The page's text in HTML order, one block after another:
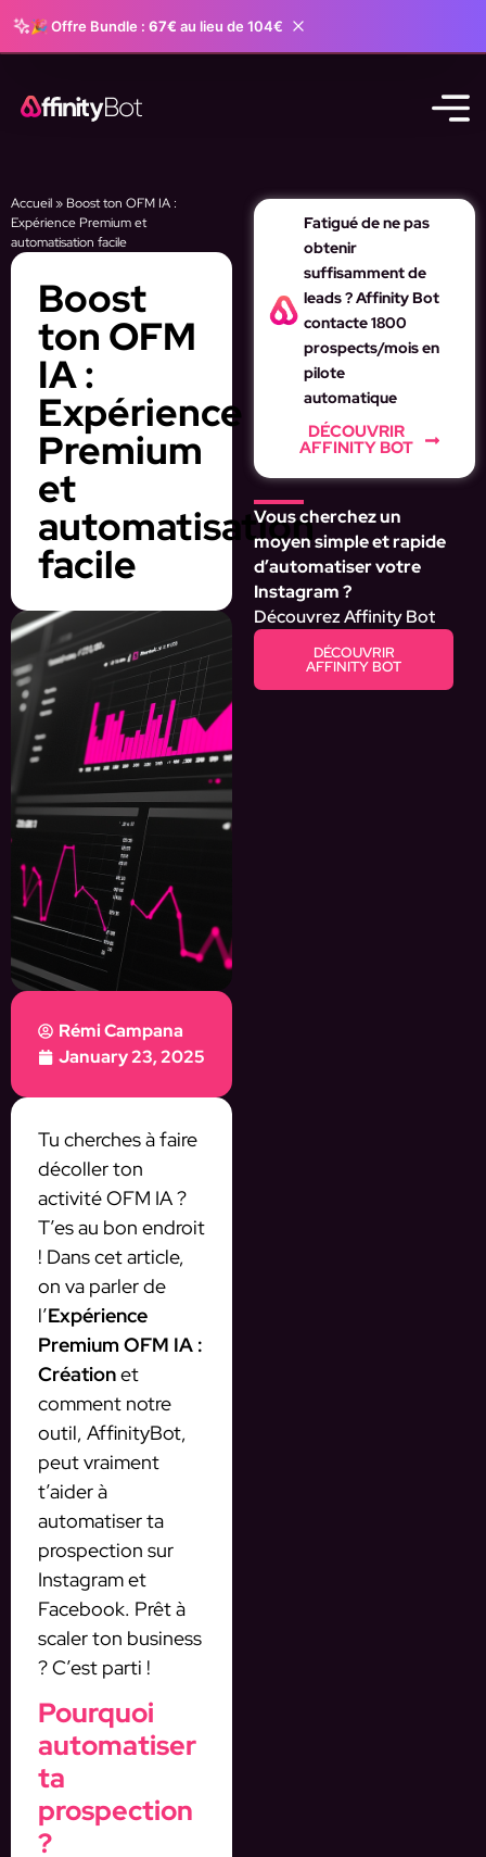
🎉 Offre Bundle : 67€ au lieu de 104€
Accueil» Boost ton OFM IA :
Expérience Premium et
automatisation facile
Boost
ton OFM
IA :
Expérience
Premium
et
automatisation
facile
Rémi Campana
January 23, 2025
Tu cherches à faire
décoller ton
activité OFM IA ?
T’es au bon endroit
! Dans cet article,
on va parler de
l’Expérience
Premium OFM IA :
Créationet
comment notre
outil, AffinityBot,
peut vraiment
t’aider à
automatiser ta
prospection sur
Instagram et
Facebook. Prêt à
scaler ton business
? C’est parti !
Pourquoi
automatiser
ta
prospection
?
Fatigué de ne pas
obtenir
suffisamment de
leads ? Affinity Bot
contacte 1800
prospects/mois en
pilote
automatique
DÉCOUVRIR
AFFINITY BOT
Vous cherchez un
moyen simple et rapide
d’automatiser votre
Instagram ?
Découvrez Affinity Bot
DÉCOUVRIR
AFFINITY BOT